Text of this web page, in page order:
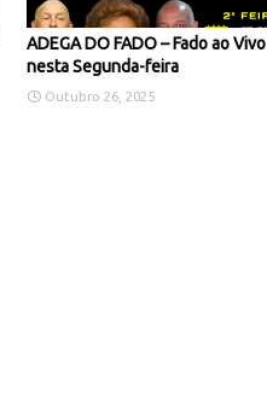
ADEGA DO FADO – Fado ao Vivo
nesta Segunda-feira
Outubro 26, 2025